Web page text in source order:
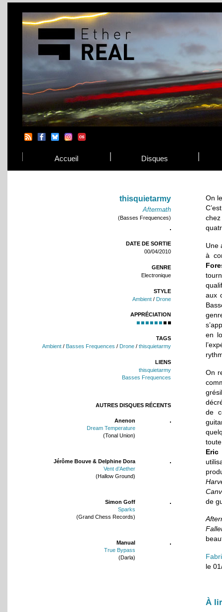
Accueil Disques
thisquietarmy
Aftermath
(Basses Frequences)
DATE DE SORTIE
00/04/2010
GENRE
Electronique
STYLE
Ambient / Drone
APPRÉCIATION
TAGS
Ambient / Basses Frequences / Drone / thisquietarmy
LIENS
thisquietarmy
Basses Frequences
AUTRES DISQUES RÉCENTS
Anenon
Dream Temperature
(Tonal Union)
Jérôme Bouve & Delphine Dora
Vent d’Aether
(Hallow Ground)
Simon Goff
Sparks
(Grand Chess Records)
Manual
True Bypass
(Darla)
On
Une
à
aux
en
On
de
Eric
de
le
À